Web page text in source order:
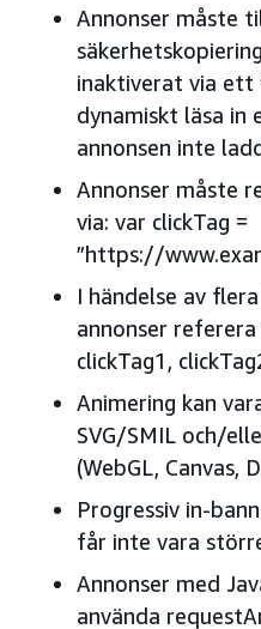
Annonser måste
inaktiverat via ett
dynamiskt läsa in
annonsen inte
Annonser måste
via: var clickTag =
”https://
I händelse av
annonser
clickTag1,
Animering kan
SVG/SMIL och/
(WebGL, Canvas,
Progressiv in-
får inte vara
Annonser med
använda